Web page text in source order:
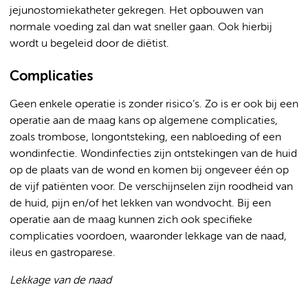
jejunostomiekatheter gekregen. Het opbouwen van
normale voeding zal dan wat sneller gaan. Ook hierbij
wordt u begeleid door de diëtist.
Complicaties
Geen enkele operatie is zonder risico’s. Zo is er ook bij een
operatie aan de maag kans op algemene complicaties,
zoals trombose, longontsteking, een nabloeding of een
wondinfectie. Wondinfecties zijn ontstekingen van de huid
op de plaats van de wond en komen bij ongeveer één op
de vijf patiënten voor. De verschijnselen zijn roodheid van
de huid, pijn en/of het lekken van wondvocht. Bij een
operatie aan de maag kunnen zich ook specifieke
complicaties voordoen, waaronder lekkage van de naad,
ileus en gastroparese.
Lekkage van de naad